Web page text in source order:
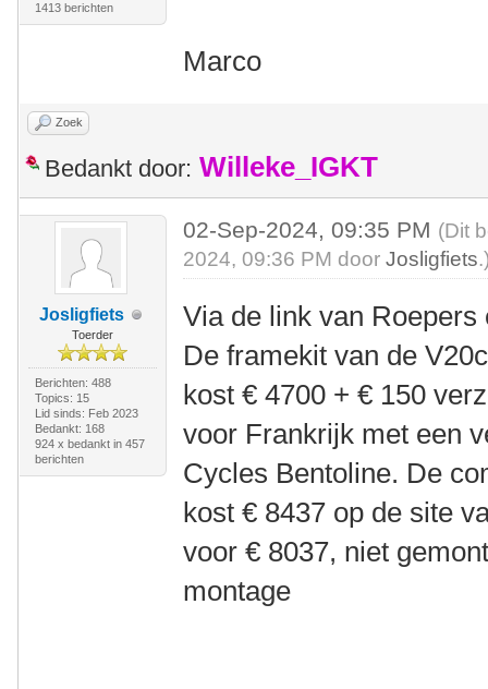
1413 berichten
Marco
Zoek
Bedankt door: Willeke_IGKT
Josligfiets
Toerder
Berichten: 488
Topics: 15
Lid sinds: Feb 2023
Bedankt: 168
924 x bedankt in 457
berichten
02-Sep-2024, 09:35 PM (Dit
2024, 09:36 PM doorJosligfiets
Via de link van
De framekit van de
kost € 4700 + € 150
voor Frankrijk met een
Cycles Bentoline. De
kost € 8437 op de site
voor € 8037, niet
montage